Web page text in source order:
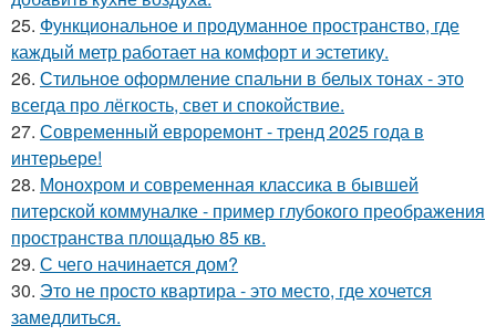
25. Функциональное и продуманное пространство, где
каждый метр работает на комфорт и эстетику.
26. Стильное оформление спальни в белых тонах - это
всегда про лёгкость, свет и спокойствие.
27. Современный евроремонт - тренд 2025 года в
интерьере!
28. Монохром и современная классика в бывшей
питерской коммуналке - пример глубокого преображения
пространства площадью 85 кв.
29. С чего начинается дом?
30. Это не просто квартира - это место, где хочется
замедлиться.